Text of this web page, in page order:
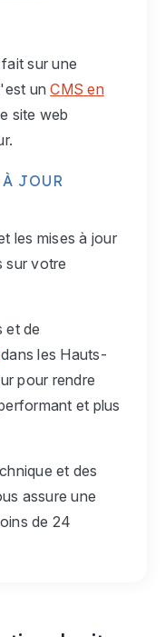
sur une
unCMS en
site web
À JOUR
les mises à jour
sur votre
et de
dans les Hauts-
pour rendre
et plus
et des
assure une
de 24